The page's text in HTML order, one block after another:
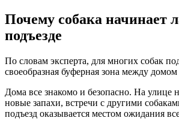
Почему собака начинает
подъезде
По словам эксперта, для многих собак
своеобразная буферная зона между
Дома все знакомо и безопасно. На улице
новые запахи, встречи с другими
подъезд оказывается местом ожидания